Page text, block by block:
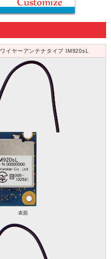
ワイヤーアンテナタイプ IM920sL
表面